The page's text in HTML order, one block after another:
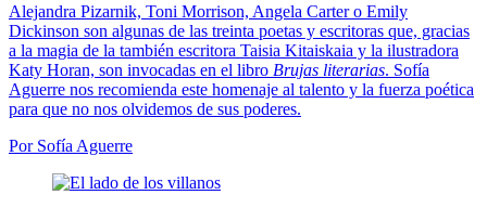
Alejandra Pizarnik, Toni Morrison, Angela Carter o Emily
Dickinson son algunas de las treinta poetas y escritoras que, gracias
a la magia de la también escritora Taisia Kitaiskaia y la ilustradora
Katy Horan, son invocadas en el libro Brujas literarias. Sofía
Aguerre nos recomienda este homenaje al talento y la fuerza poética
para que no nos olvidemos de sus poderes.
Por Sofía Aguerre